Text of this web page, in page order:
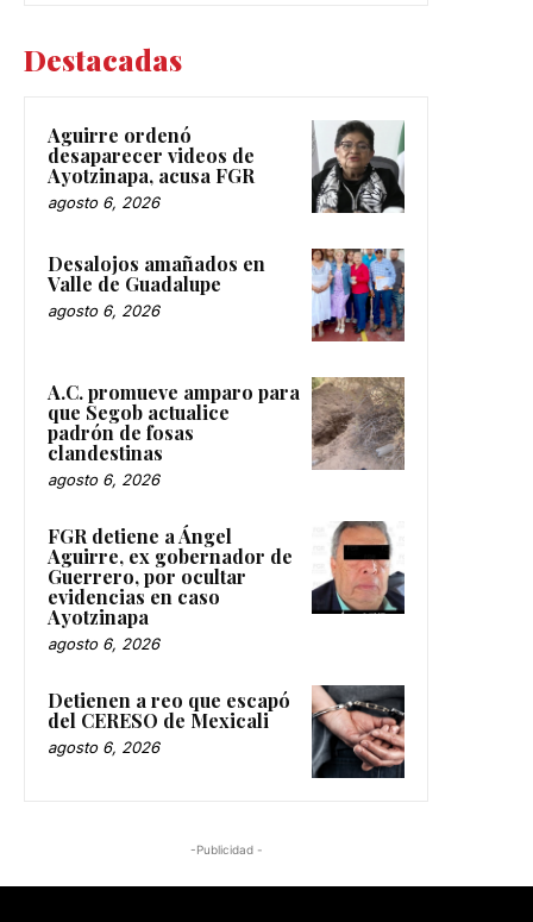
Destacadas
Aguirre ordenó
desaparecer videos de
Ayotzinapa, acusa FGR
agosto 6, 2026
Desalojos amañados en
Valle de Guadalupe
agosto 6, 2026
A.C. promueve amparo para
que Segob actualice
padrón de fosas
clandestinas
agosto 6, 2026
FGR detiene a Ángel
Aguirre, ex gobernador de
Guerrero, por ocultar
evidencias en caso
Ayotzinapa
agosto 6, 2026
Detienen a reo que escapó
del CERESO de Mexicali
agosto 6, 2026
-Publicidad -